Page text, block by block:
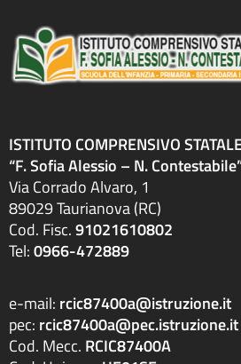
ISTITUTO COMPRENSIVO
“F. Sofia Alessio – N.
Via Corrado Alvaro, 1
89029 Taurianova (RC)
Cod. Fisc.91021610802
Tel:0966-472889
e-mail: rcic87400a@istruzione.it
pec: rcic87400a@pec.istruzione.it
Cod. Mecc. RCIC87400A